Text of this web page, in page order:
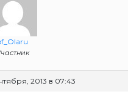
2013 в 07:43